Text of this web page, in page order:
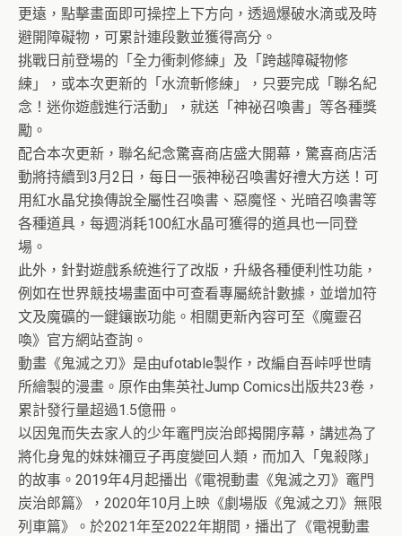
更遠，點擊畫面即可操控上下方向，透過爆破水滴或及時
避開障礙物，可累計連段數並獲得高分。
挑戰日前登場的「全力衝刺修練」及「跨越障礙物修
練」，或本次更新的「水流斬修練」，只要完成「聯名紀
念！迷你遊戲進行活動」，就送「神祕召喚書」等各種獎
勵。
配合本次更新，聯名紀念驚喜商店盛大開幕，驚喜商店活
動將持續到3月2日，每日一張神秘召喚書好禮大方送！可
用紅水晶兌換傳說全屬性召喚書、惡魔怪、光暗召喚書等
各種道具，每週消耗100紅水晶可獲得的道具也一同登
場。
此外，針對遊戲系統進行了改版，升級各種便利性功能，
例如在世界競技場畫面中可查看專屬統計數據，並增加符
文及魔礦的一鍵鑲嵌功能。相關更新內容可至《魔靈召
喚》官方網站查詢。
動畫《鬼滅之刃》是由ufotable製作，改編自吾峠呼世晴
所繪製的漫畫。原作由集英社Jump Comics出版共23卷，
累計發行量超過1.5億冊。
以因鬼而失去家人的少年竈門炭治郎揭開序幕，講述為了
將化身鬼的妹妹禰豆子再度變回人類，而加入「鬼殺隊」
的故事。2019年4月起播出《電視動畫《鬼滅之刃》竈門
炭治郎篇》，2020年10月上映《劇場版《鬼滅之刃》無限
列車篇》。於2021年至2022年期間，播出了《電視動畫